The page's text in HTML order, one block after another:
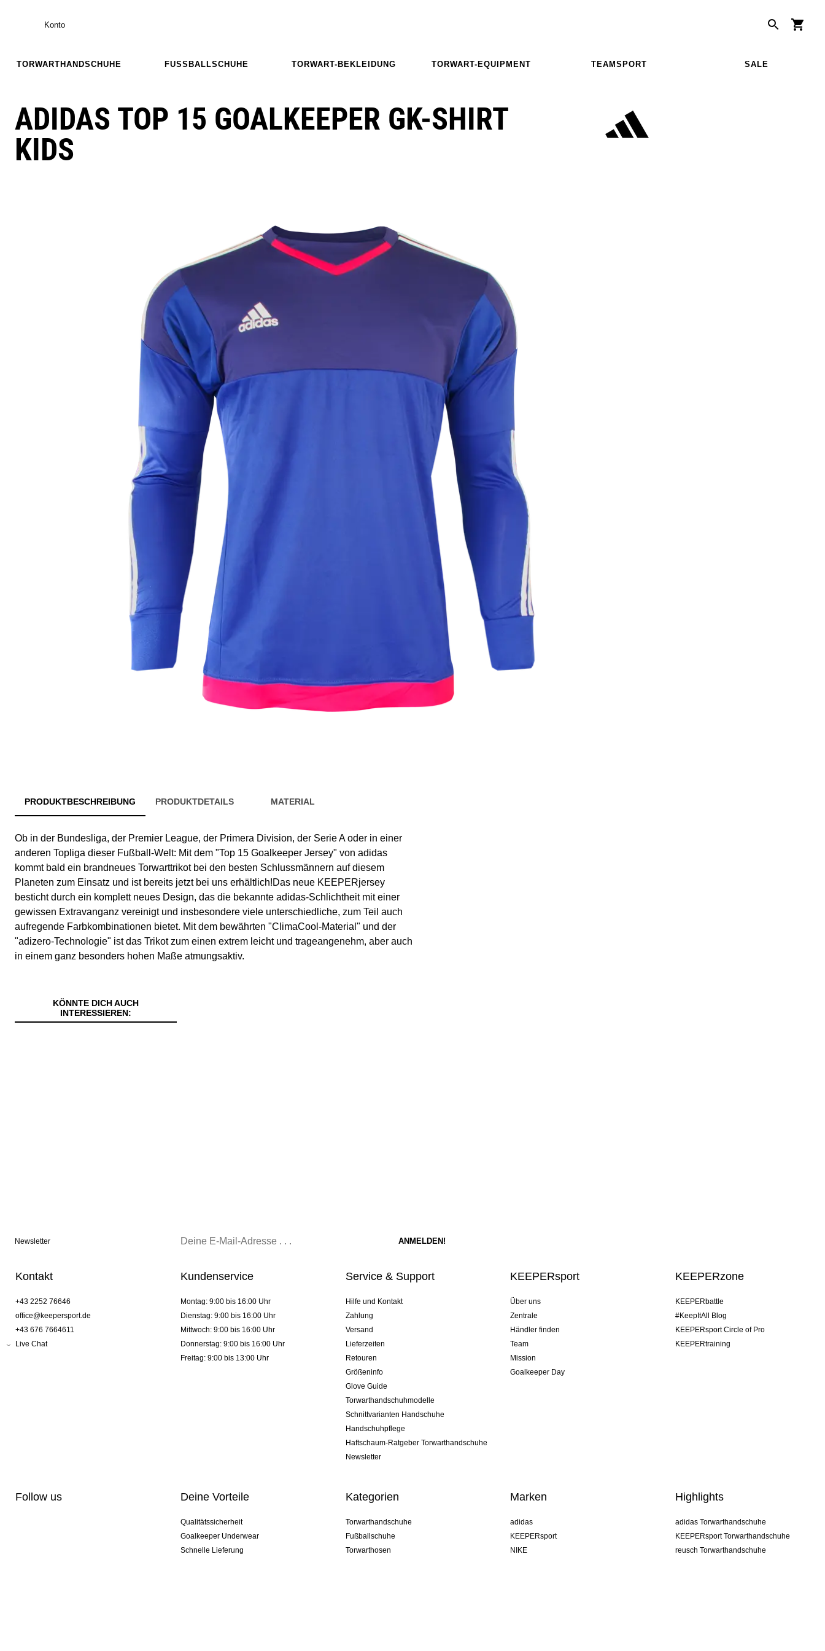
Konto
TORWARTHANDSCHUHE FUSSBALLSCHUHE TORWART-BEKLEIDUNG TORWART-EQUIPMENT TEAMSPORT SALE
ADIDAS TOP 15 GOALKEEPER GK-SHIRT
KIDS
PRODUKTBESCHREIBUNG PRODUKTDETAILS MATERIAL
Ob in der Bundesliga, der Premier League, der Primera Division, der Serie A oder in einer
anderen Topliga dieser Fußball-Welt: Mit dem "Top 15 Goalkeeper Jersey" von adidas
kommt bald ein brandneues Torwarttrikot bei den besten Schlussmännern auf diesem
Planeten zum Einsatz und ist bereits jetzt bei uns erhältlich!Das neue KEEPERjersey
besticht durch ein komplett neues Design, das die bekannte adidas-Schlichtheit mit einer
gewissen Extravanganz vereinigt und insbesondere viele unterschiedliche, zum Teil auch
aufregende Farbkombinationen bietet. Mit dem bewährten "ClimaCool-Material" und der
"adizero-Technologie" ist das Trikot zum einen extrem leicht und trageangenehm, aber auch
in einem ganz besonders hohen Maße atmungsaktiv.
KÖNNTE DICH AUCH
INTERESSIEREN:
Newsletter
Kontakt
+43 2252 76646
office@keepersport.de
+43 676 7664611
Live Chat
Kundenservice
Montag: 9:00 bis 16:00 Uhr
Dienstag: 9:00 bis 16:00 Uhr
Mittwoch: 9:00 bis 16:00 Uhr
Donnerstag: 9:00 bis 16:00 Uhr
Freitag: 9:00 bis 13:00 Uhr
Service & Support
Hilfe und Kontakt
Zahlung
Versand
Lieferzeiten
Retouren
Größeninfo
Glove Guide
Torwarthandschuhmodelle
Schnittvarianten Handschuhe
Handschuhpflege
Haftschaum-Ratgeber Torwarthandschuhe
Newsletter
KEEPERsport
Über uns
Zentrale
Händler finden
Team
Mission
Goalkeeper Day
KEEPERzone
KEEPERbattle
#KeepItAll Blog
KEEPERsport Circle of Pro
KEEPERtraining
Follow us Deine Vorteile
Qualitätssicherheit
Goalkeeper Underwear
Schnelle Lieferung
Kategorien
Torwarthandschuhe
Fußballschuhe
Torwarthosen
Marken
adidas
KEEPERsport
NIKE
Highlights
adidas Torwarthandschuhe
KEEPERsport Torwarthandschuhe
reusch Torwarthandschuhe